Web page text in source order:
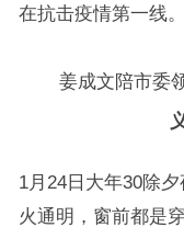
在抗击疫情第一线。
姜成文陪市委
1月24日大年30除
火通明，窗前都是